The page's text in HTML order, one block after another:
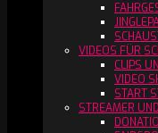
VIDEOS FÜR
CLIPS
VIDEO
START
STREAMER